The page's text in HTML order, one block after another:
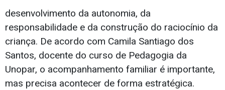
desenvolvimento da autonomia, da
responsabilidade e da construção do raciocínio da
criança. De acordo com Camila Santiago dos
Santos, docente do curso de Pedagogia da
Unopar, o acompanhamento familiar é importante,
mas precisa acontecer de forma estratégica.